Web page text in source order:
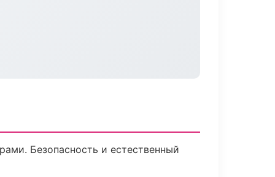
Безопасность и естественный